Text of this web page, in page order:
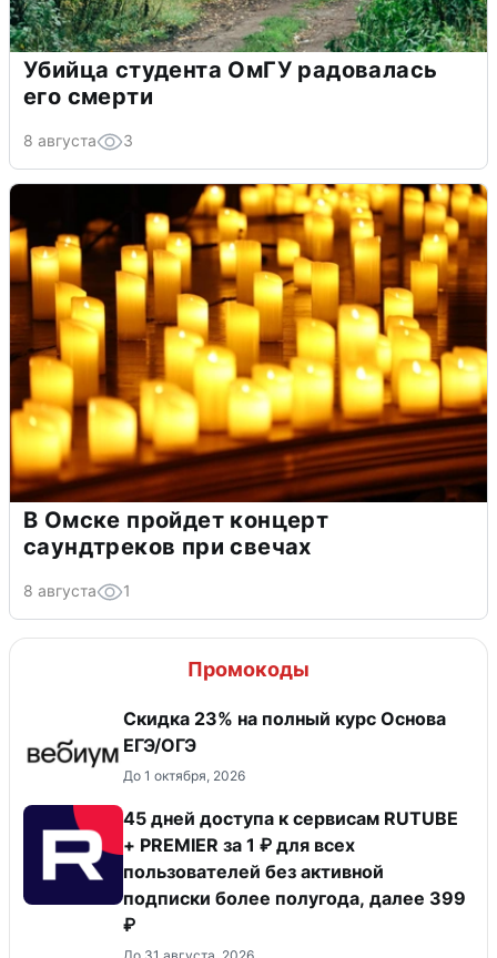
Убийца студента ОмГУ радовалась
его смерти
8 августа 3
В Омске пройдет концерт
саундтреков при свечах
8 августа 1
Промокоды
Скидка 23% на полный курс Основа
ЕГЭ/ОГЭ
До 1 октября, 2026
45 дней доступа к сервисам RUTUBE
+ PREMIER за 1 ₽ для всех
пользователей без активной
подписки более полугода, далее 399
₽